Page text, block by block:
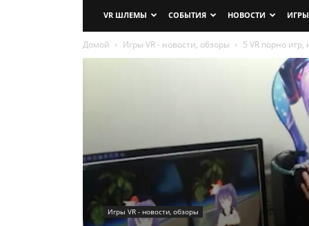
VR ШЛЕМЫ СОБЫТИЯ НОВОСТИ ИГРЫ
Домой Игры VR - новости, обзоры 5 VR порно
Игры VR - новости, обзоры